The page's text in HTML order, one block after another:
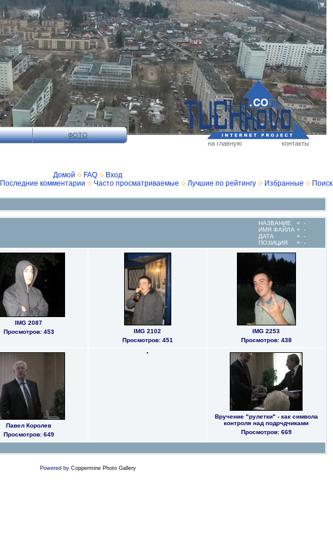
ФОТО
на главную
контакты
Домой FAQ
Вход
Последние комментарии Часто просматриваемые Лучшие по рейтингу Избранные Поиск
НАЗВАНИЕ + -
ИМЯ ФАЙЛА + -
ДАТА
+ -
ПОЗИЦИЯ
+ -
IMG 2087
Просмотров: 453
IMG 2102
Просмотров: 451
IMG 2253
Просмотров: 438
Павел Королев
Просмотров: 649
Вручение "рулетки" - как символа
контроля над подрчдчиками
Просмотров: 669
Powered by Coppermine Photo Gallery